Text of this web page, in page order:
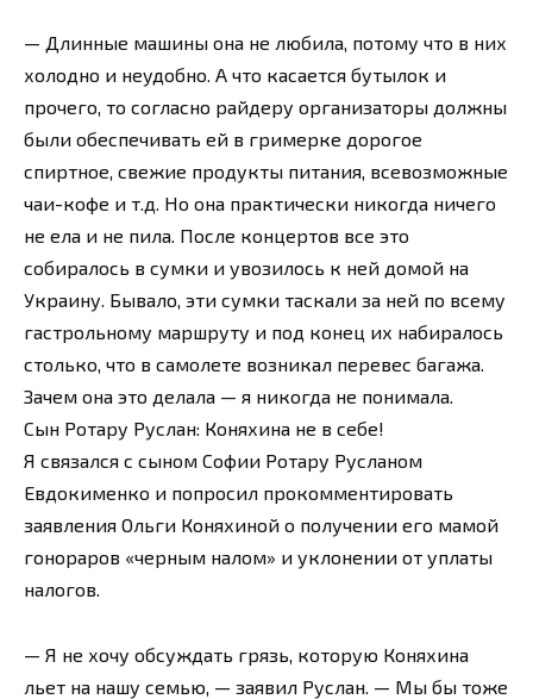
— Длинные машины она не любила, потому что в них
холодно и неудобно. А что касается бутылок и
прочего, то согласно райдеру организаторы должны
были обеспечивать ей в гримерке дорогое
спиртное, свежие продукты питания, всевозможные
чаи-кофе и т.д. Но она практически никогда ничего
не ела и не пила. После концертов все это
собиралось в сумки и увозилось к ней домой на
Украину. Бывало, эти сумки таскали за ней по всему
гастрольному маршруту и под конец их набиралось
столько, что в самолете возникал перевес багажа.
Зачем она это делала — я никогда не понимала.
Сын Ротару Руслан: Коняхина не в себе!
Я связался с сыном Софии Ротару Русланом
Евдокименко и попросил прокомментировать
заявления Ольги Коняхиной о получении его мамой
гонораров «черным налом» и уклонении от уплаты
налогов.
— Я не хочу обсуждать грязь, которую Коняхина
льет на нашу семью, — заявил Руслан. — Мы бы тоже